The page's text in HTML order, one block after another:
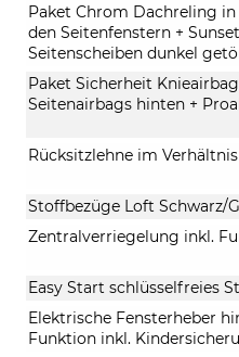
Paket Chrom Dachreling
den Seitenfenstern +
Seitenscheiben dunkel
Paket Sicherheit
Seitenairbags hinten +
Rücksitzlehne im
Stoffbezüge Loft Schwarz/
Zentralverriegelung inkl.
Easy Start schlüsselfreies
Elektrische Fensterheber
Funktion inkl.